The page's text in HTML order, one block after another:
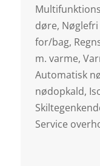
døre,
for/bag,
m. varme,
Automatisk
nødopkald,
Service